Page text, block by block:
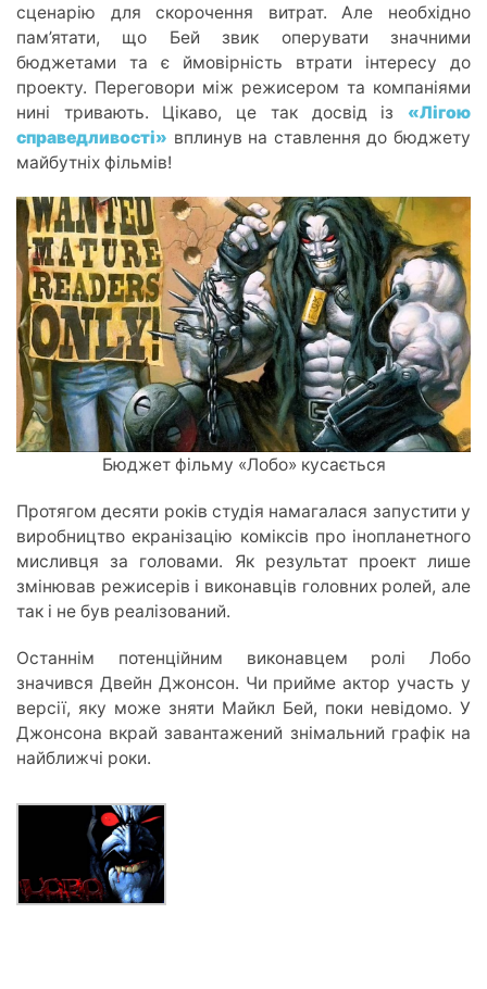
сценарію для скорочення витрат. Але необхідно
пам’ятати, що Бей звик оперувати значними
бюджетами та є ймовірність втрати інтересу до
проекту. Переговори між режисером та компаніями
нині тривають. Цікаво, це так досвід із «Лігою
справедливості» вплинув на ставлення до бюджету
майбутніх фільмів!
Бюджет фільму «Лобо» кусається
Протягом десяти років студія намагалася запустити у
виробництво екранізацію коміксів про інопланетного
мисливця за головами. Як результат проект лише
змінював режисерів і виконавців головних ролей, але
так і не був реалізований.
Останнім потенційним виконавцем ролі Лобо
значився Двейн Джонсон. Чи прийме актор участь у
версії, яку може зняти Майкл Бей, поки невідомо. У
Джонсона вкрай завантажений знімальний графік на
найближчі роки.